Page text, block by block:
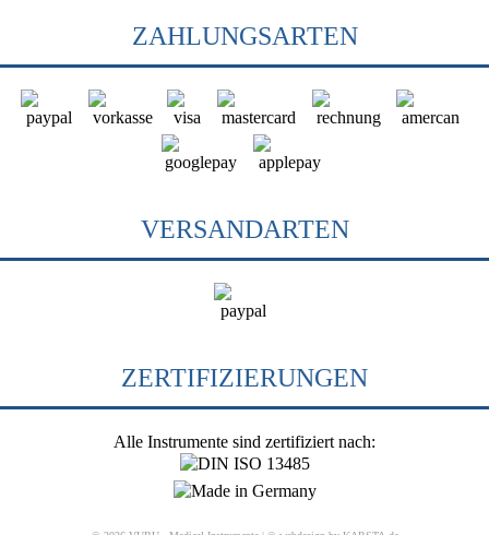
ZAHLUNGSARTEN
VERSANDARTEN
ZERTIFIZIERUNGEN
Alle Instrumente sind zertifiziert nach: